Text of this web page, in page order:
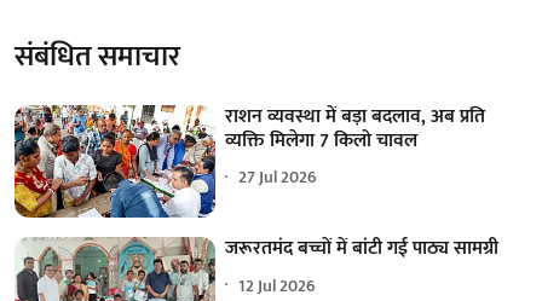
संबंधित समाचार
राशन व्यवस्था में बड़ा बदलाव, अब प्रति
व्यक्ति मिलेगा 7 किलो चावल
27 Jul 2026
जरूरतमंद बच्चों में बांटी गई पाठ्य सामग्री
12 Jul 2026